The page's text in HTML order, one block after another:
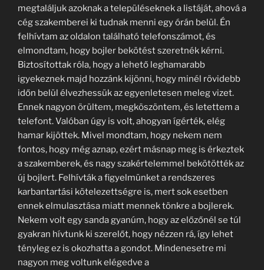
megtaláljuk azoknak a településeknek a listáját, ahová a
cég szakemberei ki tudnak menni egy órán belül. Én
felhívtam az oldalon található telefonszámot, és
elmondtam, hogy bojler bekötést szeretnék kérni.
Biztosítottak róla, hogy a lehető leghamarabb
igyekeznek majd hozzánk kijönni, hogy minél rövidebb
időn belül élvezhessük az egyenletesen meleg vizet.
Ennek nagyon örültem, megköszöntem, és letettem a
telefont. Valóban úgy is volt, ahogyan ígérték, elég
hamar kijöttek. Mivel mondtam, hogy nekem nem
fontos, hogy még aznap, ezért másnap meg is érkeztek
a szakemberek, és nagy szakértelemmel bekötötték az
új bojlert. Felhívták a figyelmünket a rendszeres
karbantartási kötelezettségre is, mert sok esetben
ennek elmulasztása miatt mennek tönkre a bojlerek.
Nekem volt egy sanda gyanúm, hogy az előzőnél se túl
gyakran hívtunk ki szerelőt, hogy nézzen rá, így lehet
tényleg ez is okozhatta a gondot. Mindenesetre mi
nagyon meg voltunk elégedve a